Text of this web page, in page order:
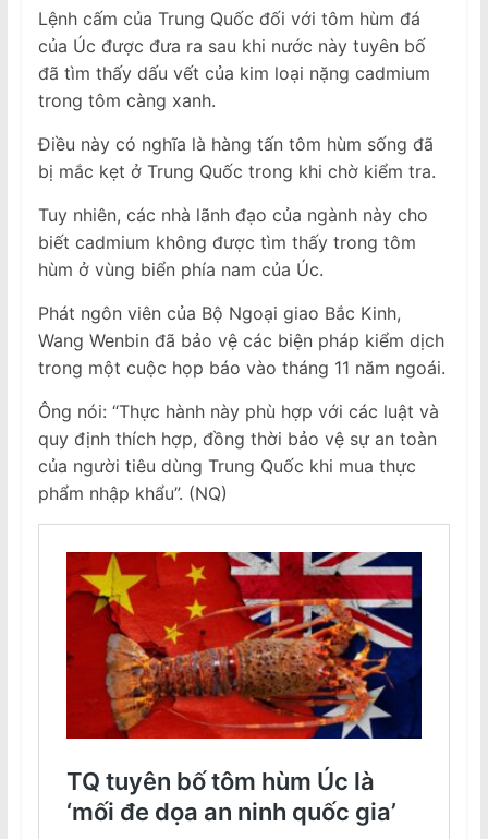
Lệnh cấm của Trung Quốc đối với tôm hùm đá
của Úc được đưa ra sau khi nước này tuyên bố
đã tìm thấy dấu vết của kim loại nặng cadmium
trong tôm càng xanh.
Điều này có nghĩa là hàng tấn tôm hùm sống đã
bị mắc kẹt ở Trung Quốc trong khi chờ kiểm tra.
Tuy nhiên, các nhà lãnh đạo của ngành này cho
biết cadmium không được tìm thấy trong tôm
hùm ở vùng biển phía nam của Úc.
Phát ngôn viên của Bộ Ngoại giao Bắc Kinh,
Wang Wenbin đã bảo vệ các biện pháp kiểm dịch
trong một cuộc họp báo vào tháng 11 năm ngoái.
Ông nói: “Thực hành này phù hợp với các luật và
quy định thích hợp, đồng thời bảo vệ sự an toàn
của người tiêu dùng Trung Quốc khi mua thực
phẩm nhập khẩu”. (NQ)